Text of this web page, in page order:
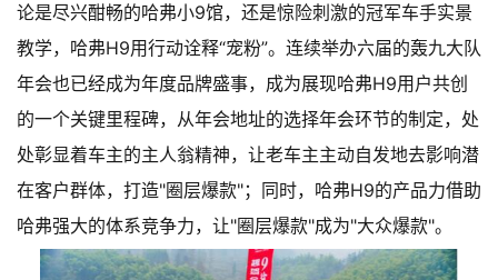
论是尽兴酣畅的哈弗小9馆，还是惊险刺激的冠军车手实景
教学，哈弗H9用行动诠释“宠粉”。连续举办六届的轰九大队
年会也已经成为年度品牌盛事，成为展现哈弗H9用户共创
的一个关键里程碑，从年会地址的选择年会环节的制定，处
处彰显着车主的主人翁精神，让老车主主动自发地去影响潜
在客户群体，打造"圈层爆款"；同时，哈弗H9的产品力借助
哈弗强大的体系竞争力，让"圈层爆款"成为"大众爆款"。